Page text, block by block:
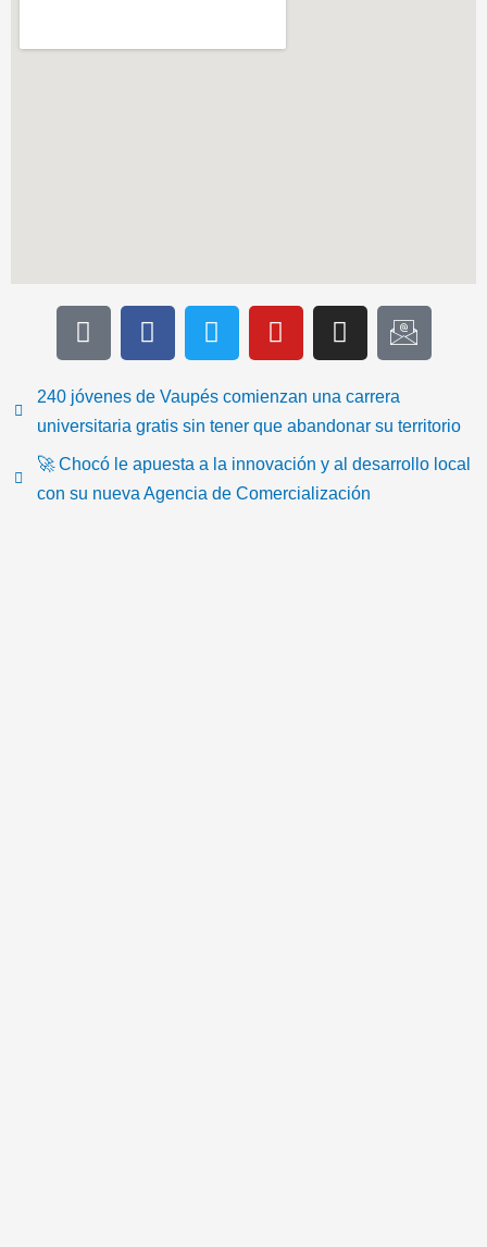
T
i
t
o
k
F
a
e
b
o
o
k
T
w
t
t
e
Y
o
t
u
b
I
n
t
a
g
a
I
c
-
e
240 jóvenes de Vaupés comienzan una carrera
universitaria gratis sin tener que abandonar su territorio
🚀 Chocó le apuesta a la innovación y al desarrollo local
con su nueva Agencia de Comercialización